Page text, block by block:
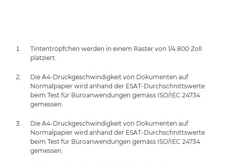
Tintentröpfchen werden in einem Raster von 1/4.800 Zoll
platziert.
Die A4-Druckgeschwindigkeit von Dokumenten auf
Normalpapier wird anhand der ESAT-Durchschnittswerte
beim Test für Büroanwendungen gemäss ISO/IEC 24734
gemessen.
Die A4-Druckgeschwindigkeit von Dokumenten auf
Normalpapier wird anhand der ESAT-Durchschnittswerte
beim Test für Büroanwendungen gemäss ISO/IEC 24734
gemessen.